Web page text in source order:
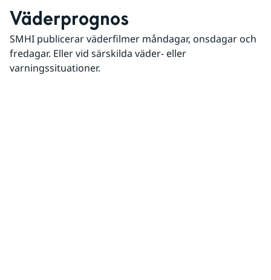
Väderprognos
SMHI publicerar väderfilmer måndagar, onsdagar och
fredagar. Eller vid särskilda väder- eller
varningssituationer.